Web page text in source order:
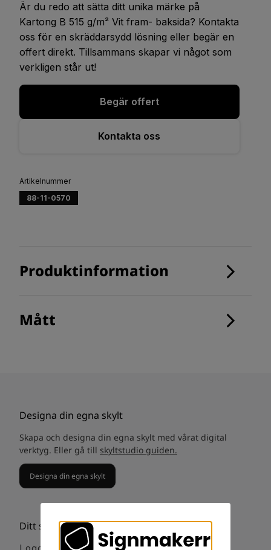
Är du redo att sätta ditt unika märke på
Kartong B 515 g/m² Vit fram- baksida? Kontakta
oss för en skräddarsydd lösning eller begär en
offert direkt. Tillsammans skapar vi något som
verkligen står ut!
Begär offert
Kontakta oss
Artikelnummer
88-11-0570
Produktinformation
Mått
Designa din egna skylt
Skapa och designa din egna skylt med vårat digital
verktyg. Eller gå till skyltstudio guiden.
Designa din egna skylt
Ditt signmakerr